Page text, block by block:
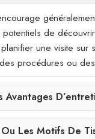
de
une visite
procédures ou
Avantages
Les Motifs De